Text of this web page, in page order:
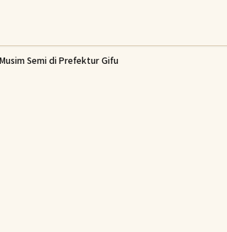
Semi di Prefektur Gifu